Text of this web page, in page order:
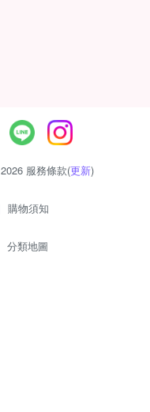
服務條款(更新)
購物須知
分類地圖